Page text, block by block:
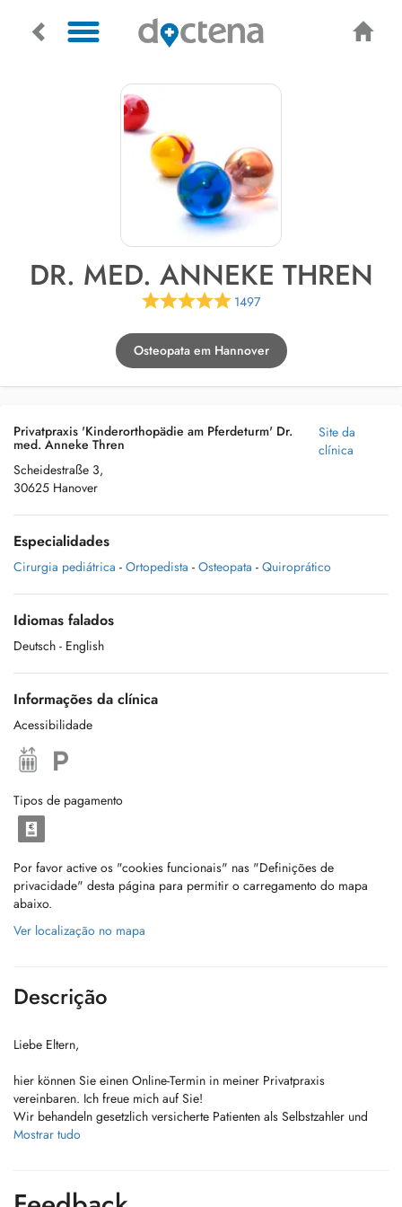
DR. MED. ANNEKE THREN
1497
Osteopata em Hannover
Privatpraxis 'Kinderorthopädie am Pferdeturm' Dr.
med. Anneke Thren
Scheidestraße 3,
30625 Hanover
Site da
clínica
Especialidades
Cirurgia pediátrica - Ortopedista - Osteopata - Quiroprático
Idiomas falados
Deutsch - English
Informações da clínica
Acessibilidade
Tipos de pagamento
Por favor active os "cookies funcionais" nas "Definições de
privacidade" desta página para permitir o carregamento do mapa
abaixo.
Ver localização no mapa
Descrição
Liebe Eltern,
hier können Sie einen Online-Termin in meiner Privatpraxis
vereinbaren. Ich freue mich auf Sie!
Wir behandeln gesetzlich versicherte Patienten als Selbstzahler und
privat versicherte Patienten.
Mostrar tudo